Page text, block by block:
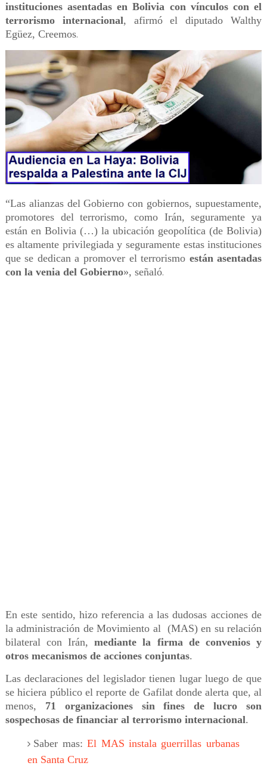
instituciones asentadas en Bolivia con vínculos con el
terrorismo internacional, afirmó el diputado Walthy
Egüez, Creemos.
“Las alianzas del Gobierno con gobiernos, supuestamente,
promotores del terrorismo, como Irán, seguramente ya
están en Bolivia (…) la ubicación geopolítica (de Bolivia)
es altamente privilegiada y seguramente estas instituciones
que se dedican a promover el terrorismo están asentadas
con la venia del Gobierno», señaló.
En este sentido, hizo referencia a las dudosas acciones de
la administración de Movimiento al (MAS) en su relación
bilateral con Irán,mediante la firma de convenios y
otros mecanismos de acciones conjuntas.
Las declaraciones del legislador tienen lugar luego de que
se hiciera público el reporte de Gafilat donde alerta que, al
menos, 71 organizaciones sin fines de lucro son
sospechosas de financiar al terrorismo internacional.
Saber mas:El MAS instala guerrillas urbanas
en Santa Cruz